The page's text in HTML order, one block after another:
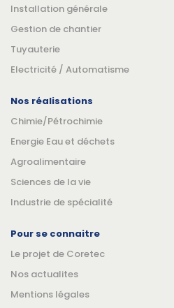
Installation générale
Gestion de chantier
Tuyauterie
Electricité / Automatisme
Nos réalisations
Chimie/Pétrochimie
Energie Eau et déchets
Agroalimentaire
Sciences de la vie
Industrie de spécialité
Pour se connaitre
Le projet de Coretec
Nos actualites
Mentions légales